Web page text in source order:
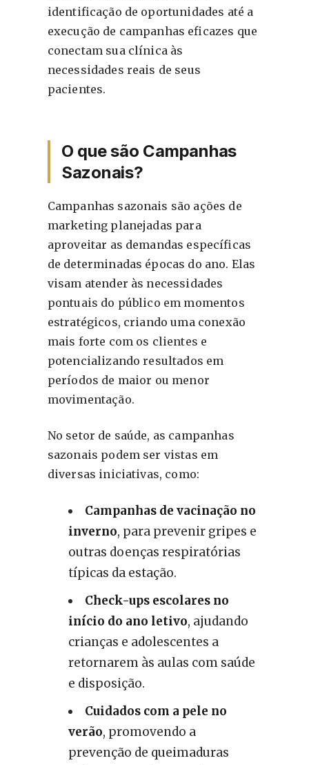
identificação de oportunidades até a
execução de campanhas eficazes que
conectam sua clínica às
necessidades reais de seus
pacientes.
O que são Campanhas
Sazonais?
Campanhas sazonais são ações de
marketing planejadas para
aproveitar as demandas específicas
de determinadas épocas do ano. Elas
visam atender às necessidades
pontuais do público em momentos
estratégicos, criando uma conexão
mais forte com os clientes e
potencializando resultados em
períodos de maior ou menor
movimentação.
No setor de saúde, as campanhas
sazonais podem ser vistas em
diversas iniciativas, como:
Campanhas de vacinação no
inverno, para prevenir gripes e
outras doenças respiratórias
típicas da estação.
Check-ups escolares no
início do ano letivo, ajudando
crianças e adolescentes a
retornarem às aulas com saúde
e disposição.
Cuidados com a pele no
verão, promovendo a
prevenção de queimaduras